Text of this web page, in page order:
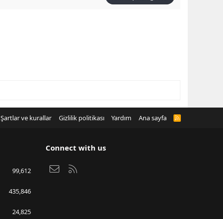
Şartlar ve kurallar Gizlilik politikası Yardım Ana sayfa
R
99,612
435,846
24,825
Connect with us
Bize ulaşın